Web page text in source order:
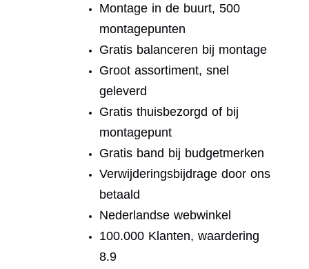
Montage in de buurt, 500
montagepunten
Gratis balanceren bij montage
Groot assortiment, snel
geleverd
Gratis thuisbezorgd of bij
montagepunt
Gratis band bij budgetmerken
Verwijderingsbijdrage door ons
betaald
Nederlandse webwinkel
100.000 Klanten, waardering
8.9